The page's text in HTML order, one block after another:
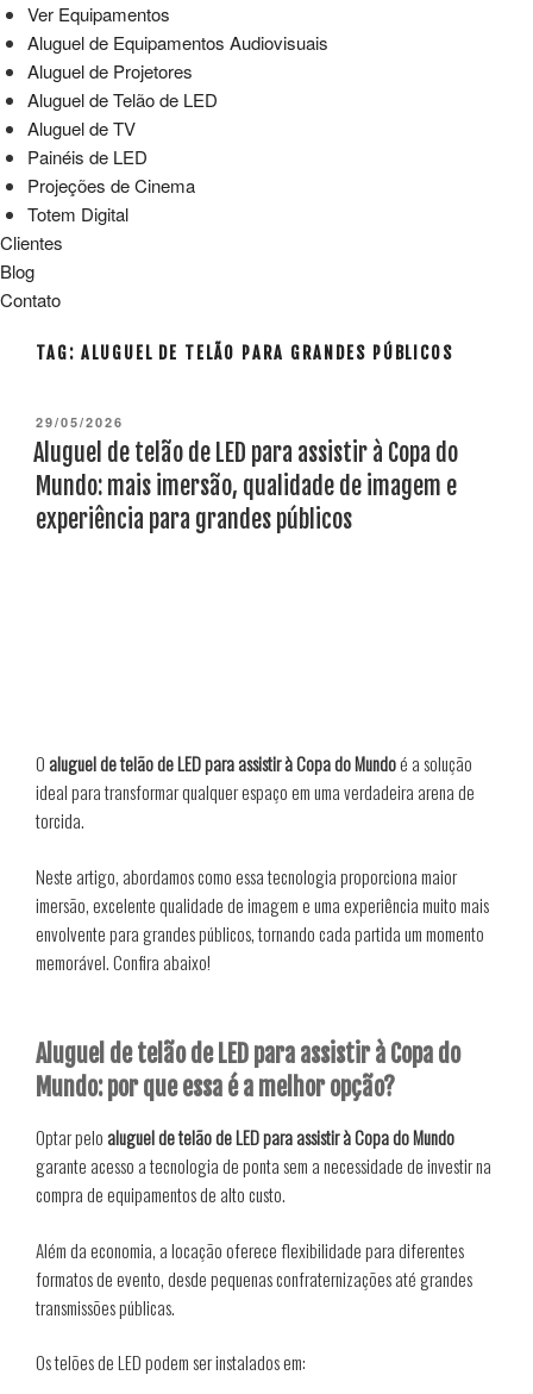
Ver Equipamentos
Aluguel de Equipamentos Audiovisuais
Aluguel de Projetores
Aluguel de Telão de LED
Aluguel de TV
Painéis de LED
Projeções de Cinema
Totem Digital
Clientes
Blog
Contato
TAG: ALUGUEL DE TELÃO PARA GRANDES PÚBLICOS
PUBLICADO
EM
29/05/2026
Aluguel de telão de LED para assistir à Copa do
Mundo: mais imersão, qualidade de imagem e
experiência para grandes públicos
O aluguel de telão de LED para assistir à Copa do Mundoé a solução
ideal para transformar qualquer espaço em uma verdadeira arena de
torcida.
Neste artigo, abordamos como essa tecnologia proporciona maior
imersão, excelente qualidade de imagem e uma experiência muito mais
envolvente para grandes públicos, tornando cada partida um momento
memorável. Confira abaixo!
Aluguel de telão de LED para assistir à Copa do
Mundo: por que essa é a melhor opção?
Optar pelo aluguel de telão de LED para assistir à Copa do Mundo
garante acesso a tecnologia de ponta sem a necessidade de investir na
compra de equipamentos de alto custo.
Além da economia, a locação oferece flexibilidade para diferentes
formatos de evento, desde pequenas confraternizações até grandes
transmissões públicas.
Os telões de LED podem ser instalados em: